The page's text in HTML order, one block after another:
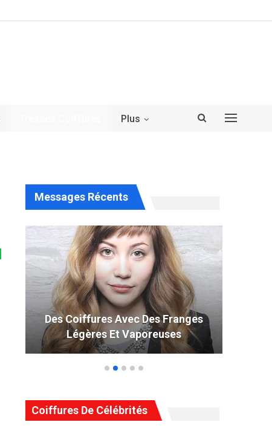
Plus
Messages Récents
Des Coiffures Avec Des Franges
Légères Et Vaporeuses
Coiffures De Célébrités